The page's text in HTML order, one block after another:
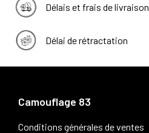
Délais et frais de livraison
Délai de rétractation
Camouflage 83
Conditions générales de ventes